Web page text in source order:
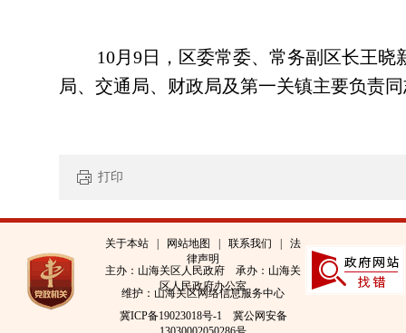
10月9日，区委常委、常务副区长王
局、交通局、财政局及第一关镇主要负责
打印
关于本站 网站地图 联系我们
法
律声明
主办：山海关区人民政府 承办：山海关
区人民政府办公室
维护：山海关区网络信息服务中心
冀ICP备19023018号-1冀公网安备